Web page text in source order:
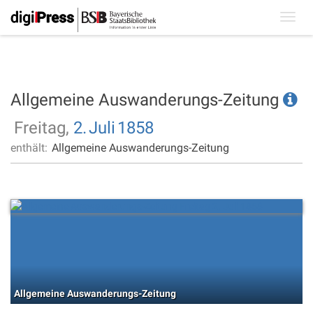
Allgemeine Auswanderungs-Zeitung
Freitag, 2.Juli 1858
enthält: Allgemeine Auswanderungs-Zeitung
Allgemeine Auswanderungs-Zeitung